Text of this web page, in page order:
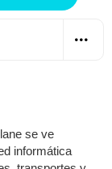
se ve
informática